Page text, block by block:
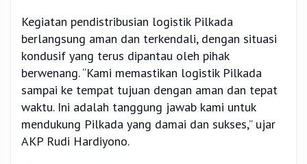
Kegiatan pendistribusian logistik Pilkada
berlangsung aman dan terkendali, dengan situasi
kondusif yang terus dipantau oleh pihak
berwenang. “Kami memastikan logistik Pilkada
sampai ke tempat tujuan dengan aman dan tepat
waktu. Ini adalah tanggung jawab kami untuk
mendukung Pilkada yang damai dan sukses,” ujar
AKP Rudi Hardiyono.